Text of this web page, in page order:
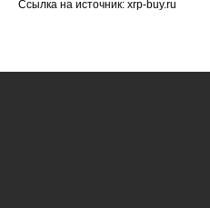
Ссылка на источник: xrp-buy.ru